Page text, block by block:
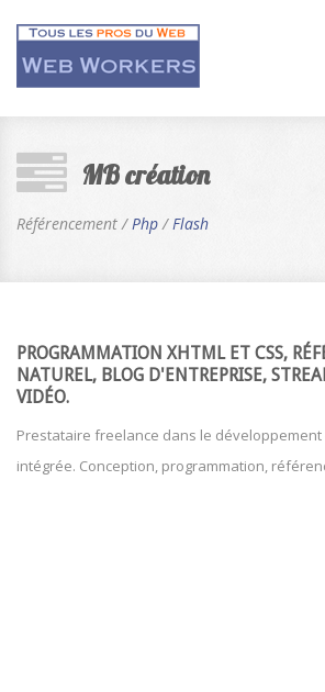
MB création
Référencement /Php/Flash
PROGRAMMATION XHTML ET CSS,
NATUREL, BLOG D'ENTREPRISE,
VIDÉO.
Prestataire freelance dans le
intégrée. Conception, programmation,